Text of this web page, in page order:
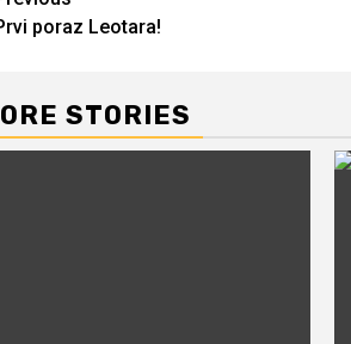
poraz Leotara!
STORIES